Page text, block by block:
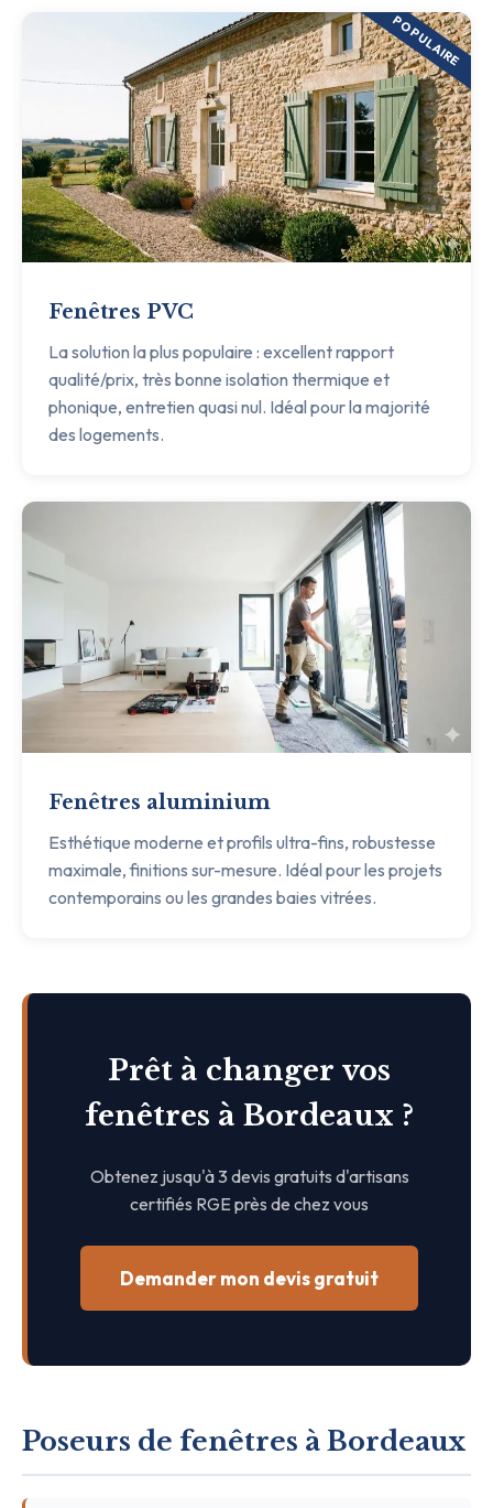
POPULAIRE
Fenêtres PVC
La solution la plus populaire : excellent rapport
qualité/prix, très bonne isolation thermique et
phonique, entretien quasi nul. Idéal pour la majorité
des logements.
Fenêtres aluminium
Esthétique moderne et profils ultra-fins, robustesse
maximale, finitions sur-mesure. Idéal pour les projets
contemporains ou les grandes baies vitrées.
Prêt à changer vos
fenêtres à Bordeaux ?
Obtenez jusqu'à 3 devis gratuits d'artisans
certifiés RGE près de chez vous
Demander mon devis gratuit
Poseurs de fenêtres à Bordeaux